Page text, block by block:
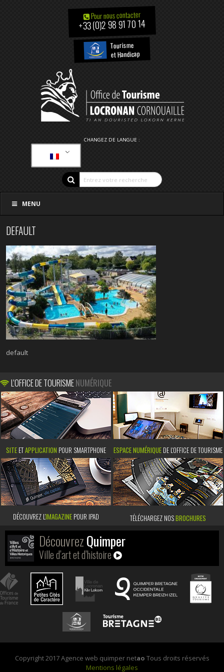
Pour nous contacter
+33 (0)2 98 91 70 14
Tourisme
et Handicap
CHANGEZ DE LANGUE :
MENU
DEFAULT
default
L'OFFICE DE TOURISMENUMÉRIQUE
SITE ETAPPLICATION POUR SMARTPHONE ESPACE NUMÉRIQUE DE L'OFFICE DE TOURISME
DÉCOUVREZ L’IMAGAZINE POUR IPAD TÉLÉCHARGEZ NOSBROCHURES
DécouvrezQuimper
Ville d’art et d’histoire
Copyright 2017 Agence web quimper netao Tous droits réservés
Mentions légales